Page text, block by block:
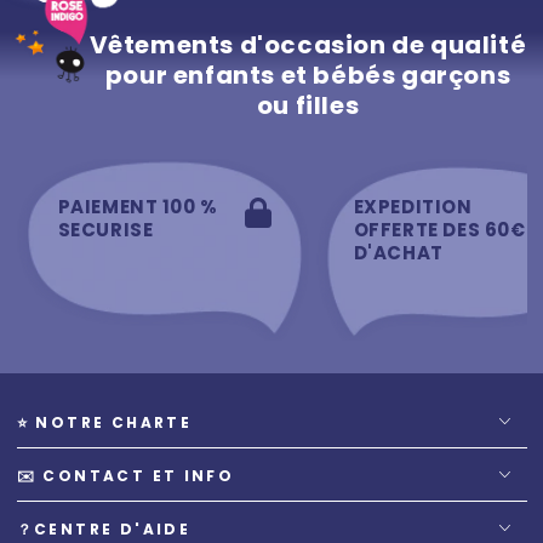
Vêtements d'occasion de qualité
pour enfants et bébés garçons
ou filles
PAIEMENT 100 %
SECURISE
EXPEDITION
OFFERTE DES 60€
D'ACHAT
⭐️ NOTRE CHARTE
✉️ CONTACT ET INFO
？CENTRE D'AIDE